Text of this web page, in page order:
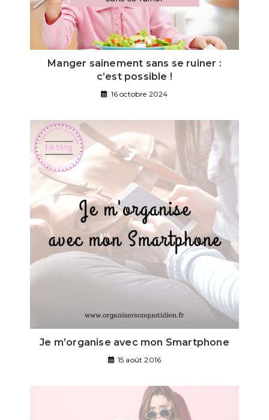
Manger sainement sans se ruiner :
c’est possible !
16 octobre 2024
Je m’organise avec mon Smartphone
15 août 2016